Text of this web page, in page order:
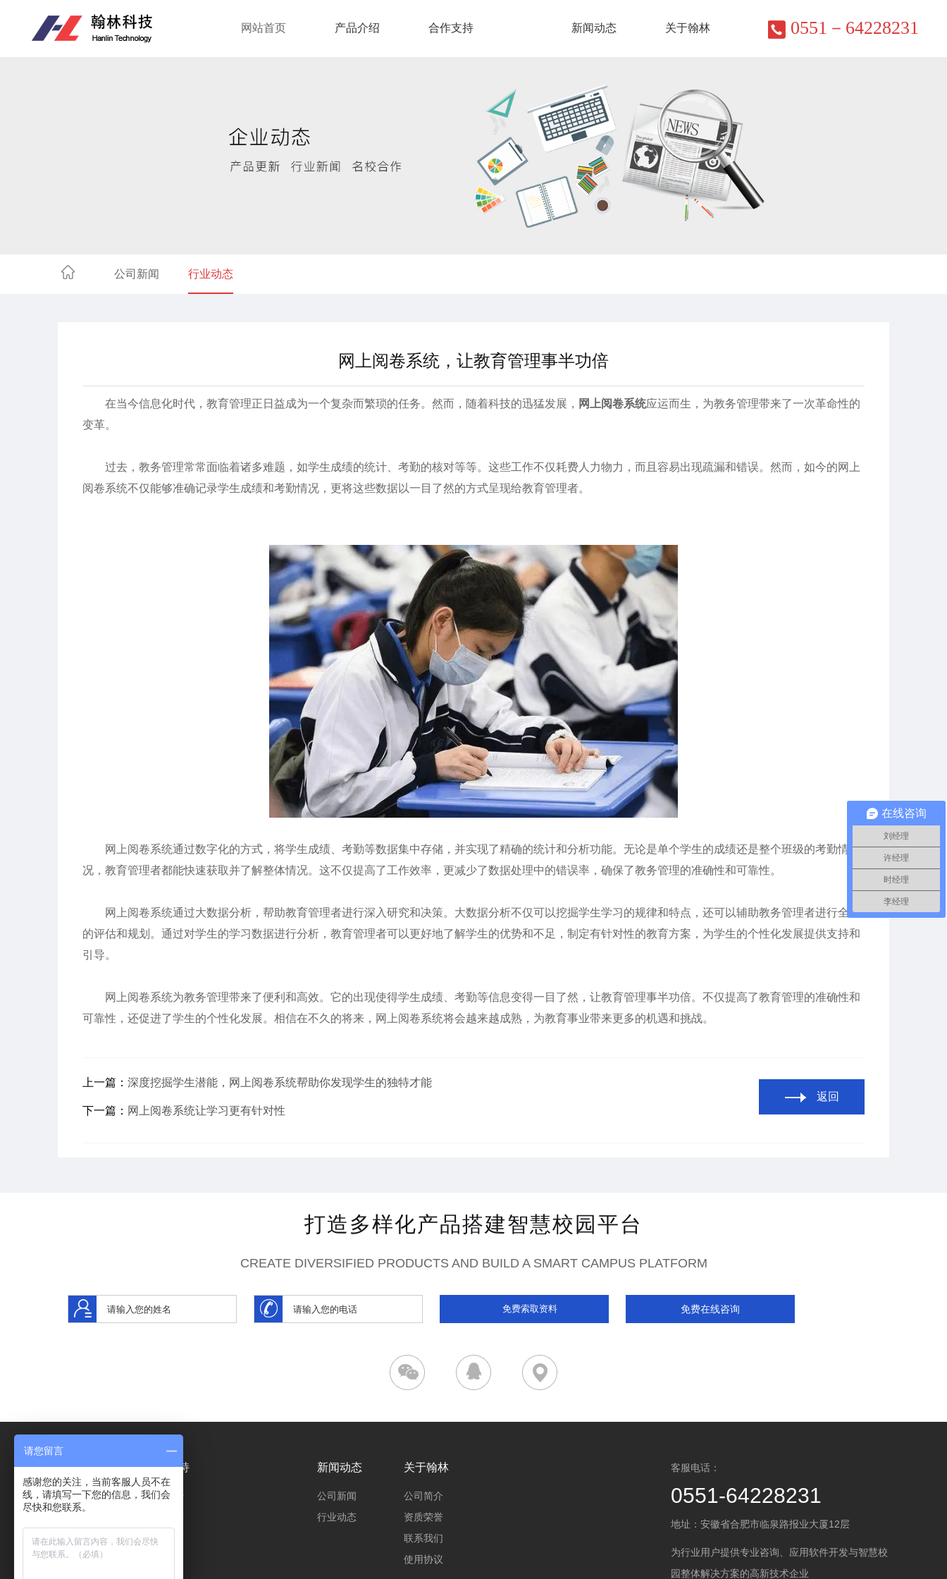
网站首页 产品介绍 合作支持 新闻动态 关于翰林 0551－64228231
公司新闻 行业动态
网上阅卷系统，让教育管理事半功倍
在当今信息化时代，教育管理正日益成为一个复杂而繁琐的任务。然而，随着科技的迅猛发展， 网上阅卷系统应运而生，为教务管理带来了一次革命性的
变革。
过去，教务管理常常面临着诸多难题，如学生成绩的统计、考勤的核对等等。这些工作不仅耗费人力物力，而且容易出现疏漏和错误。然而，如今的网上
阅卷系统不仅能够准确记录学生成绩和考勤情况，更将这些数据以一目了然的方式呈现给教育管理者。
网上阅卷系统通过数字化的方式，将学生成绩、考勤等数据集中存储，并实现了精确的统计和分析功能。无论是单个学生的成绩还是整个班级的考勤情
况，教育管理者都能快速获取并了解整体情况。这不仅提高了工作效率，更减少了数据处理中的错误率，确保了教务管理的准确性和可靠性。
网上阅卷系统通过大数据分析，帮助教育管理者进行深入研究和决策。大数据分析不仅可以挖掘学生学习的规律和特点，还可以辅助教务管理者进行全面
的评估和规划。通过对学生的学习数据进行分析，教育管理者可以更好地了解学生的优势和不足，制定有针对性的教育方案，为学生的个性化发展提供支持和
引导。
网上阅卷系统为教务管理带来了便利和高效。它的出现使得学生成绩、考勤等信息变得一目了然，让教育管理事半功倍。不仅提高了教育管理的准确性和
可靠性，还促进了学生的个性化发展。相信在不久的将来，网上阅卷系统将会越来越成熟，为教育事业带来更多的机遇和挑战。
上一篇： 深度挖掘学生潜能，网上阅卷系统帮助你发现学生的独特才能
下一篇： 网上阅卷系统让学习更有针对性
返回
打造多样化产品搭建智慧校园平台
CREATE DIVERSIFIED PRODUCTS AND BUILD A SMART CAMPUS PLATFORM
免费在线咨询
产品介绍
网上阅卷系统
智慧作业平台
电子试卷档案系统
合作支持
项目优势
项目合作
新闻动态
公司新闻
行业动态
关于翰林
公司简介
资质荣誉
联系我们
使用协议
客服电话：
0551-64228231
地址：安徽省合肥市临泉路报业大厦12层
为行业用户提供专业咨询、应用软件开发与智慧校
园整体解决方案的高新技术企业
在线咨询
刘经理
许经理
时经理
李经理
请您留言
感谢您的关注，当前客服人员不在
线，请填写一下您的信息，我们会
尽快和您联系。